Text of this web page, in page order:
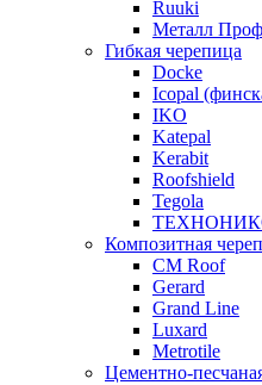
Ruuki
Металл
Гибкая черепица
Docke
Icopal
IKO
Katepal
Kerabit
Roofshield
Tegola
Композитная
CM Roof
Gerard
Grand Line
Luxard
Metrotile
Цементно-